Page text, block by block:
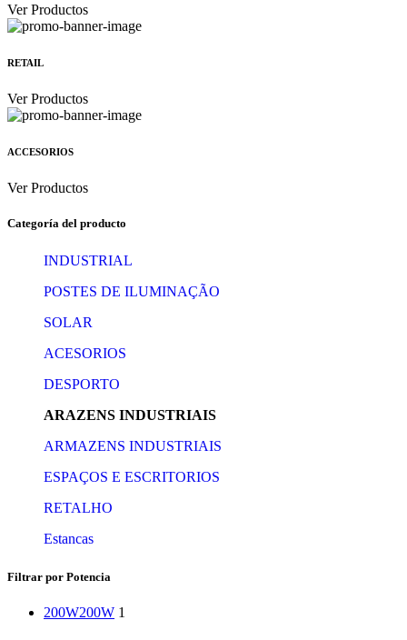
Ver Productos
RETAIL
Ver Productos
ACCESORIOS
Ver Productos
Categoría del producto
INDUSTRIAL
POSTES DE ILUMINAÇÃO
SOLAR
ACESORIOS
DESPORTO
ARAZENS INDUSTRIAIS
ARMAZENS INDUSTRIAIS
ESPAÇOS E ESCRITORIOS
RETALHO
Estancas
Filtrar por Potencia
200W200W 1